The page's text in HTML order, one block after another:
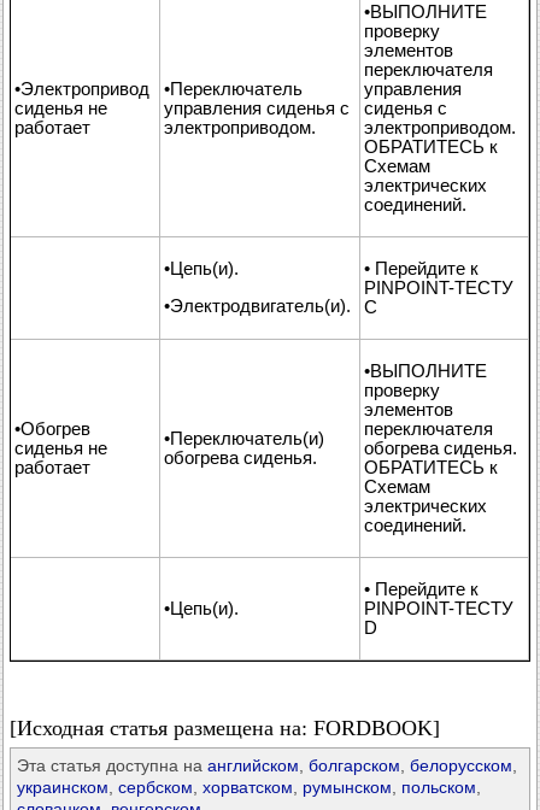
•Электропривод
сиденья не
работает
•Переключатель
управления сиденья с
электроприводом.
•ВЫПОЛНИТЕ
проверку
элементов
переключателя
управления
сиденья с
электроприводом.
ОБРАТИТЕСЬ к
Схемам
электрических
соединений.
•Цепь(и).
•Электродвигатель(и).
• Перейдите к
PINPOINT-ТЕСТУ
C
•Обогрев
сиденья не
работает
•Переключатель(и)
обогрева сиденья.
•ВЫПОЛНИТЕ
проверку
элементов
переключателя
обогрева сиденья.
ОБРАТИТЕСЬ к
Схемам
электрических
соединений.
•Цепь(и).
• Перейдите к
PINPOINT-ТЕСТУ
D
[Исходная статья размещена на: FORDBOOK]
Эта статья доступна на английском болгарском белорусском
украинском сербском хорватском румынском польском